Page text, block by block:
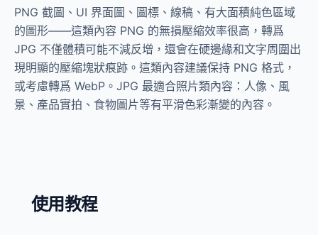
PNG 截圖、UI 界面圖、圖標、線稿、有大面積純色區域
的圖形——這類內容 PNG 的無損壓縮效率很高，轉爲
JPG 不僅體積可能不減反增，還會在硬邊緣和文字周圍出
現明顯的壓縮塊狀痕跡。這類內容建議保持 PNG 格式，
或考慮轉爲 WebP。JPG 最適合照片類內容：人像、風
景、產品實拍、食物圖片等有平滑色彩漸變的內容。
使用教程